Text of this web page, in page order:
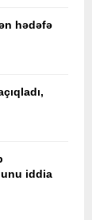
hədəfə
iddia